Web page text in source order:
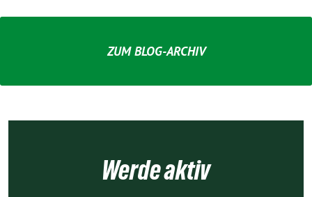
ZUM BLOG-ARCHIV
Werde aktiv